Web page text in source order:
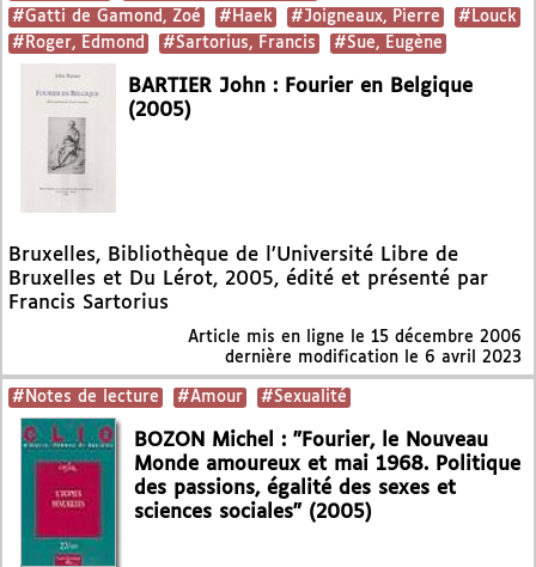
#Gatti de Gamond, Zoé
#Haek #Joigneaux, Pierre
#Louck
#Roger, Edmond
#Sartorius, Francis #Sue, Eugène
BARTIER John : Fourier en Belgique
(2005)
Bruxelles, Bibliothèque de l’Université Libre de
Bruxelles et Du Lérot, 2005, édité et présenté par
Francis Sartorius
Article mis en ligne le 15 décembre 2006
dernière modification le 6 avril 2023
#Notes de lecture #Amour #Sexualité
BOZON Michel : "Fourier, le Nouveau
Monde amoureux et mai 1968. Politique
des passions, égalité des sexes et
sciences sociales" (2005)